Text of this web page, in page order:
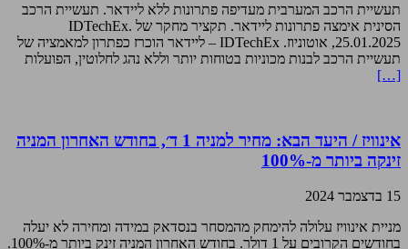
תעשיית הרכב המערבית מעדיפה פתרונות ללא ליידאר. תעשיית הרכב
הסינית אימצה פתרונות ליידאר. תקציר מחקר של IDTechEx.
25.01.2025, אוטוניוז. IDTechEx – ליידאר הוכרז כפתרון למאמציה של
תעשיית הרכב לבנות מכוניות בטוחות יותר וללא נהג לחלוטין, הפועלות
[…]
אינוויז / היעד הבא: מחיר למניה 1 ד׳, בחודש האחרון המניה
זינקה ביותר מ-100%
15 בדצמבר 2024
מניית אינוויז עלולה להימחק מהמסחר בנסדאק במידה ומחירה לא יעלה
בחודשים הקרובים על 1 דולר. בחודש האחרון המניה זינק ביותר מ-100%.